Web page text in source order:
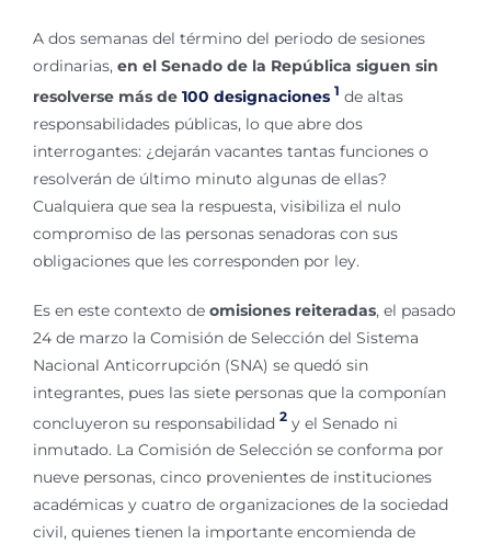
A dos semanas del término del periodo de sesiones
ordinarias, en el Senado de la República siguen sin
resolverse más de 100 designaciones 1 de altas
responsabilidades públicas, lo que abre dos
interrogantes: ¿dejarán vacantes tantas funciones o
resolverán de último minuto algunas de ellas?
Cualquiera que sea la respuesta, visibiliza el nulo
compromiso de las personas senadoras con sus
obligaciones que les corresponden por ley.
Es en este contexto de omisiones reiteradas, el pasado
24 de marzo la Comisión de Selección del Sistema
Nacional Anticorrupción (SNA) se quedó sin
integrantes, pues las siete personas que la componían
concluyeron su responsabilidad 2 y el Senado ni
inmutado. La Comisión de Selección se conforma por
nueve personas, cinco provenientes de instituciones
académicas y cuatro de organizaciones de la sociedad
civil, quienes tienen la importante encomienda de